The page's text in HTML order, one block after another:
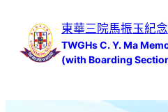
容
東華三院馬振玉紀
TWGHs C. Y. Ma
(with Boarding